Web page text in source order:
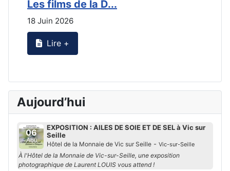
Les films de la D...
18 Juin 2026
Lire +
Aujourd’hui
06
Aoû
EXPOSITION : AILES DE SOIE ET DE SEL à Vic sur
Seille
Hôtel de la Monnaie de Vic sur Seille - Vic-sur-Seille
À l'Hôtel de la Monnaie de Vic-sur-Seille, une exposition
photographique de Laurent LOUIS vous attend !